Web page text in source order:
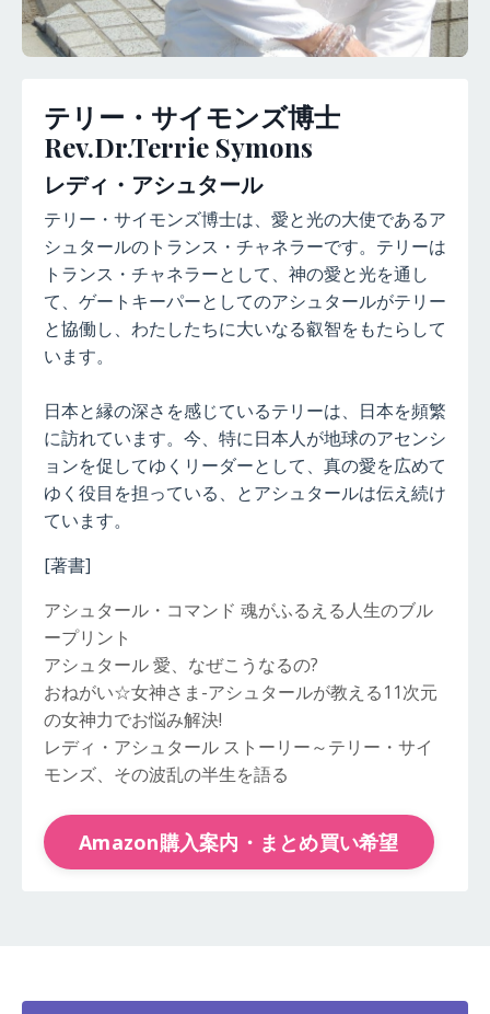
テリー・サイモンズ博士
Rev.Dr.Terrie Symons
レディ・アシュタール
テリー・サイモンズ博士は、愛と光の大使であるア
シュタールのトランス・チャネラーです。 テリーは
トランス・チャネラーとして、 神の愛と光を通し
て、ゲートキーパーとしてのアシュタールがテリー
と協働し、わたしたちに大いなる叡智をもたらして
います。
日本と縁の深さを感じているテリーは、日本を頻繁
に訪れています。今、特に日本人が地球のアセンシ
ョンを促してゆくリーダーとして、真の愛を広めて
ゆく役目を担っている、とアシュタールは伝え続け
ています。
[著書]
アシュタール・コマンド 魂がふるえる人生のブル
ープリント
アシュタール 愛、なぜこうなるの?
おねがい☆女神さま-アシュタールが教える11次元
の女神力でお悩み解決!
レディ・アシュタール ストーリー～テリー・サイ
モンズ、その波乱の半生を語る
Amazon購入案内・まとめ買い希望